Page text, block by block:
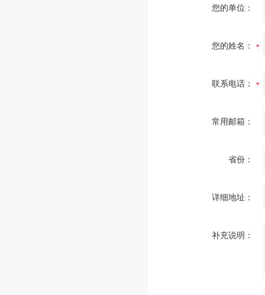
您的单位：
您的姓名：
联系电话：
常用邮箱：
省份：
详细地址：
补充说明：